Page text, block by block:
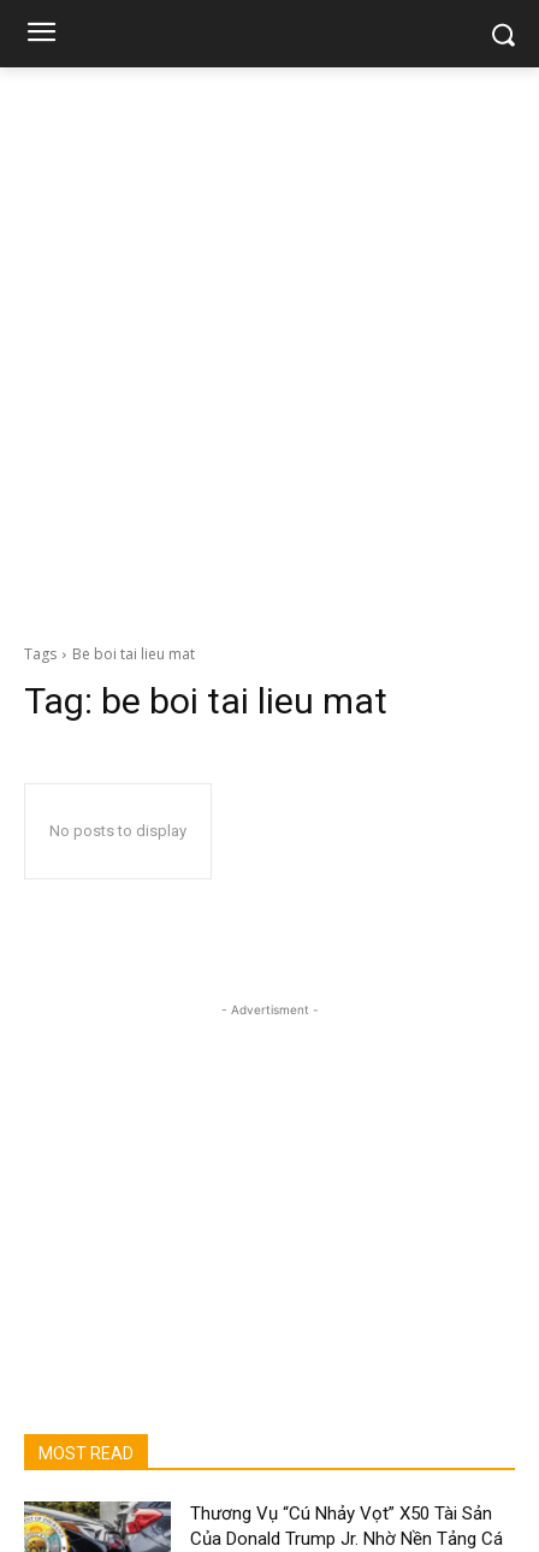
Tags Be boi tai lieu mat
Tag: be boi tai lieu mat
No posts to display
- Advertisment -
MOST READ
Thương Vụ “Cú Nhảy Vọt” X50 Tài Sản
Của Donald Trump Jr. Nhờ Nền Tảng Cá